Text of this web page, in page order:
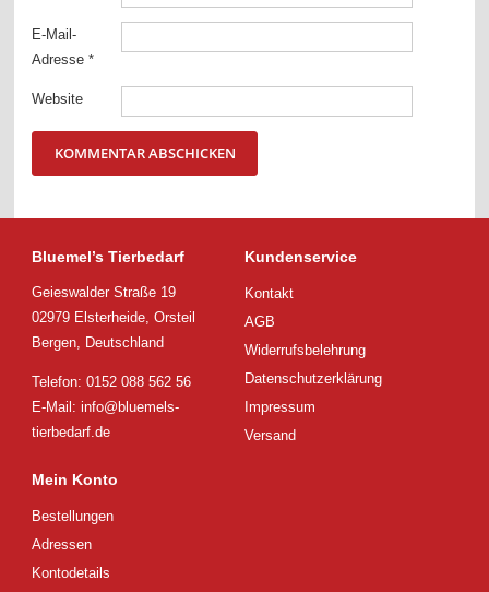
E-Mail-
Adresse*
Website
Bluemel’s Tierbedarf
Geieswalder Straße 19
02979 Elsterheide, Orsteil
Bergen, Deutschland
Telefon: 0152 088 562 56
E-Mail:info@bluemels-
tierbedarf.de
Kundenservice
Kontakt
AGB
Widerrufsbelehrung
Datenschutzerklärung
Impressum
Versand
Mein Konto
Bestellungen
Adressen
Kontodetails